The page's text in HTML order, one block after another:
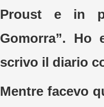
Proust e in
Gomorra”. Ho
scrivo il diario
Mentre facevo